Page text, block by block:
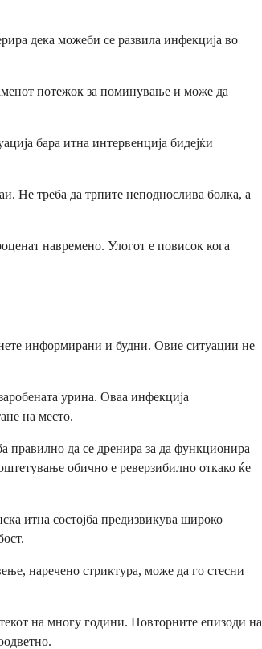
дека можеби се развила инфекција во
потежок за поминување и може да
бара итна интервенција бидејќи
Не треба да трпите неподнослива болка, а
навремено. Улогот е повисок кога
информирани и будни. Овие ситуации не
урина. Оваа инфекција
на место.
правилно да се дренира за да функционира
обично е реверзибилно откако ќе
итна состојба предизвикува широко
наречено стриктура, може да го стесни
на многу години. Повторните епизоди на